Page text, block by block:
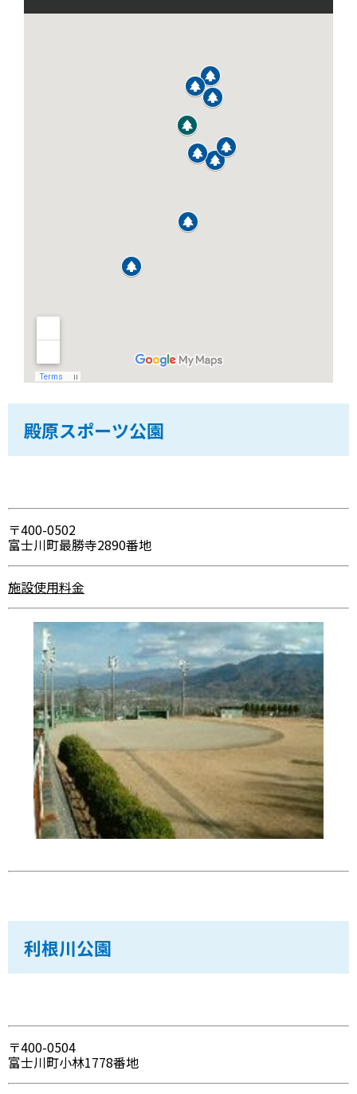
殿原スポーツ公園
〒400-0502
富士川町最勝寺2890番地
施設使用料金
利根川公園
〒400-0504
富士川町小林1778番地